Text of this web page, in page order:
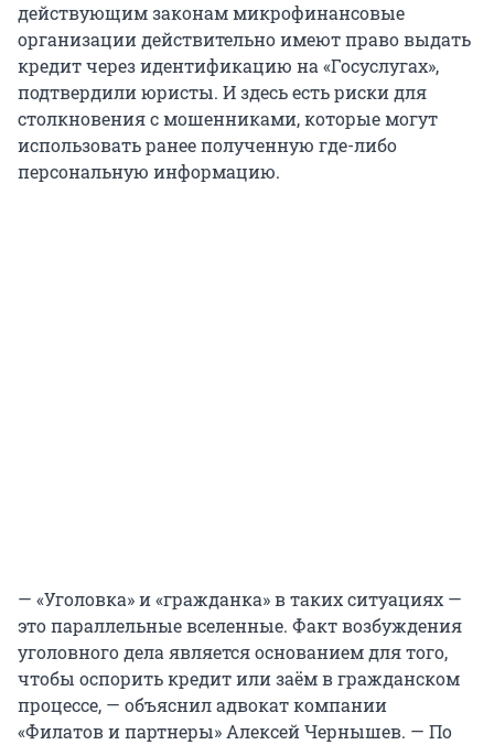
действующим законам микрофинансовые
организации действительно имеют право выдать
кредит через идентификацию на «Госуслугах»,
подтвердили юристы. И здесь есть риски для
столкновения с мошенниками, которые могут
использовать ранее полученную где-либо
персональную информацию.
— «Уголовка» и «гражданка» в таких ситуациях —
это параллельные вселенные. Факт возбуждения
уголовного дела является основанием для того,
чтобы оспорить кредит или заём в гражданском
процессе, — объяснил адвокат компании
«Филатов и партнеры» Алексей Чернышев. — По